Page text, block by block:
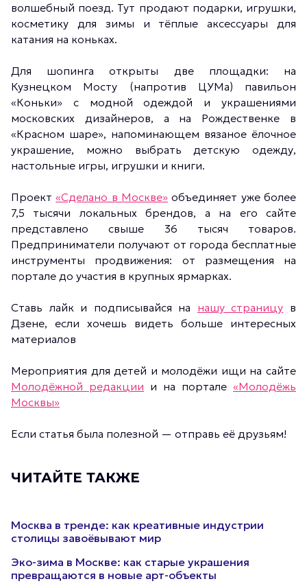
волшебный поезд. Тут продают подарки, игрушки,
косметику для зимы и тёплые аксессуары для
катания на коньках.
Для шопинга открыты две площадки: на
Кузнецком Мосту (напротив ЦУМа) павильон
«Коньки» с модной одеждой и украшениями
московских дизайнеров, а на Рождественке в
«Красном шаре», напоминающем вязаное ёлочное
украшение, можно выбрать детскую одежду,
настольные игры, игрушки и книги.
Проект«Сделано в Москве» объединяет уже более
7,5 тысячи локальных брендов, а на его сайте
представлено свыше 36 тысяч товаров.
Предприниматели получают от города бесплатные
инструменты продвижения: от размещения на
портале до участия в крупных ярмарках.
Ставь лайк и подписывайся на нашу страницу в
Дзене, если хочешь видеть больше интересных
материалов
Мероприятия для детей и молодёжи ищи на сайте
Молодёжной редакции и на портале «Молодёжь
Москвы»
Если статья была полезной — отправь её друзьям!
ЧИТАЙТЕ ТАКЖЕ
Москва в тренде: как креативные индустрии
столицы завоёвывают мир
Эко-зима в Москве: как старые украшения
превращаются в новые арт-объекты